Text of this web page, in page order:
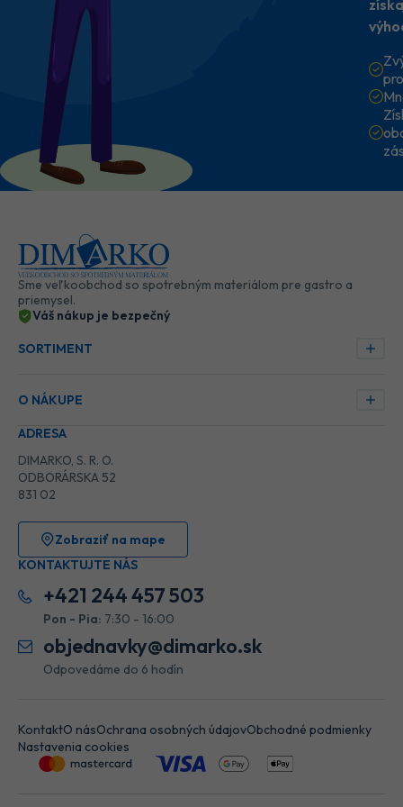
Sme veľkoobchod so spotrebným materiálom pre gastro a
priemysel.
Váš nákup je bezpečný
SORTIMENT
O NÁKUPE
ADRESA
DIMARKO, S. R. O.
ODBORÁRSKA 52
831 02
Zobraziť na mape
KONTAKTUJTE NÁS
+421 244 457 503
Pon - Pia: 7:30 - 16:00
objednavky@dimarko.sk
Odpovedáme do 6 hodín
KontaktO násOchrana osobných údajovObchodné podmienky
Nastavenia cookies